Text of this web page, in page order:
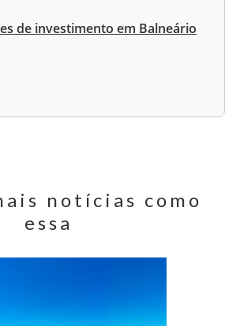
de investimento em Balneário
notícias como
essa